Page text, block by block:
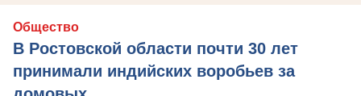
Общество
В Ростовской области почти 30 лет
принимали индийских воробьев за